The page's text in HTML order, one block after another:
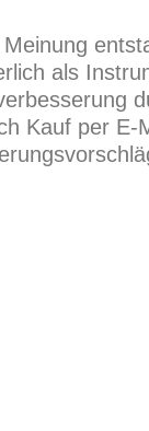
als
Kauf per E-